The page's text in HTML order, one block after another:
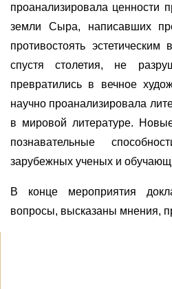
проанализировала ценности
земли Сыра, написавших
противостоять
спустя столетия, не
превратились в вечное
научно проанализировала
в мировой литературе.
познавательные
зарубежных ученых и
В конце мероприятия
вопросы, высказаны мнения,